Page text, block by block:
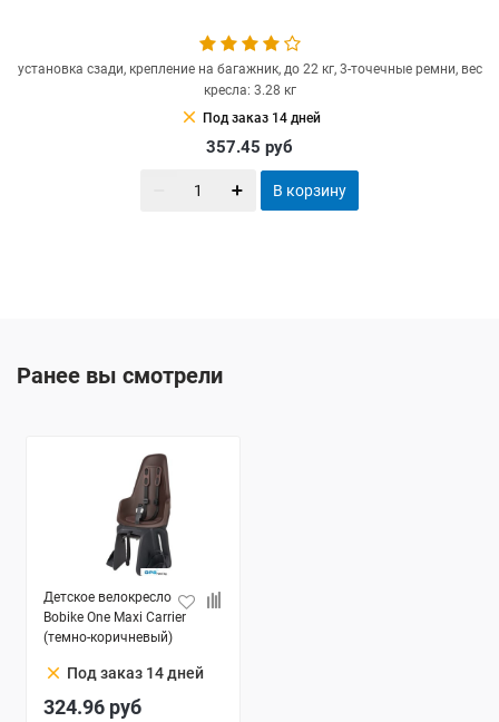
установка сзади, крепление на багажник, до 22 кг, 3-точечные ремни, вес
кресла: 3.28 кг
clear Под заказ 14 дней
357.45 руб
В корзину
Ранее вы смотрели
Детское велокресло
Bobike One Maxi Carrier
(темно-коричневый)
clear Под заказ 14 дней
324.96 руб